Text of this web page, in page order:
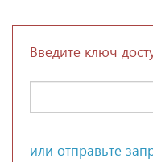
Введите ключ
или отправьте